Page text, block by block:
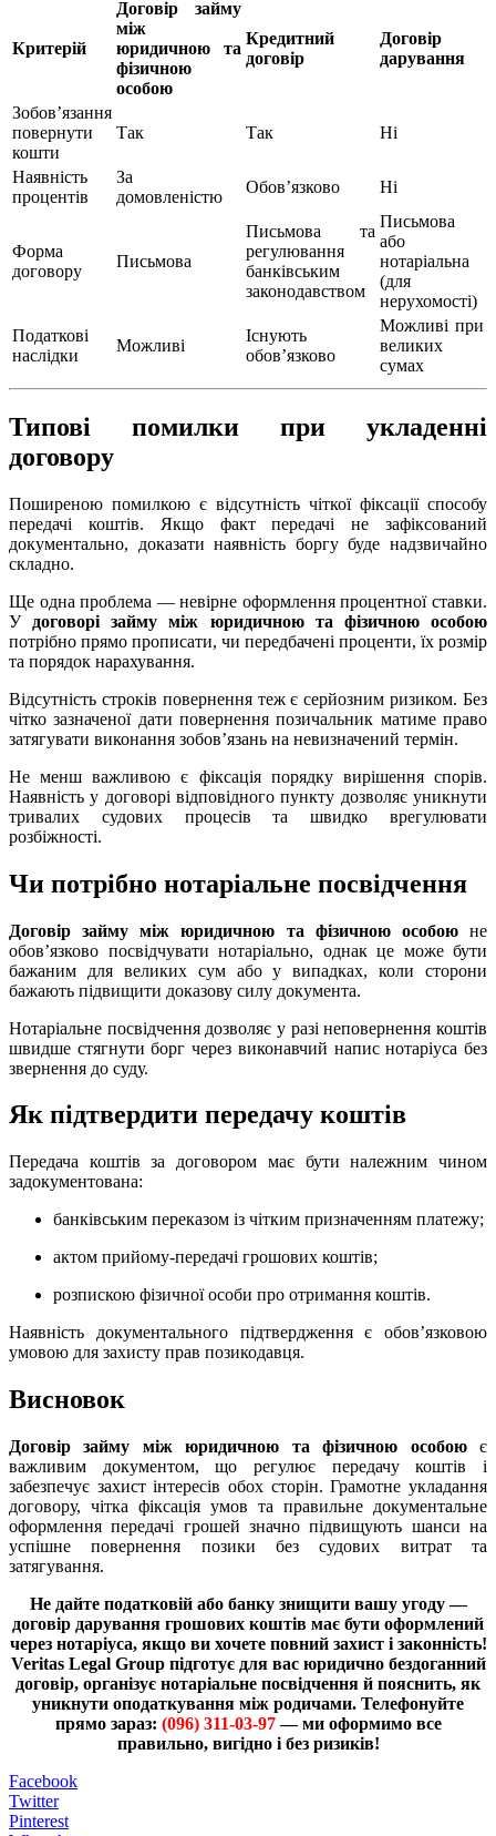
Критерій
Договір зaйму
між
юридичною та
фізичною
особою
Кредитний
договір
Договір
дарування
Зобов’язання
повернути
кошти
Так Так Ні
Наявність
процентів
За
домовленістю
Обов’язково Ні
Форма
договору
Письмова
Письмова та
регулювання
банківським
законодавством
Письмова
або
нотаріальна
(для
нерухомості)
Податкові
наслідки
Можливі
Існують
обов’язково
Можливі при
великих
сумах
Типові помилки при укладенні
договору
Поширеною помилкою є відсутність чіткої фіксації способу
передачі коштів. Якщо факт передачі не зафіксований
документально, доказати наявність боргу буде надзвичайно
складно.
Ще одна проблема — невірне оформлення процентної ставки.
У договорі займу між юридичною та фізичною особою
потрібно прямо прописати, чи передбачені проценти, їх розмір
та порядок нарахування.
Відсутність строків повернення теж є серйозним ризиком. Без
чітко зазначеної дати повернення позичальник матиме право
затягувати виконання зобов’язань на невизначений термін.
Не менш важливою є фіксація порядку вирішення спорів.
Наявність у договорі відповідного пункту дозволяє уникнути
тривалих судових процесів та швидко врегулювати
розбіжності.
Чи потрібно нотаріальне посвідчення
Договір займу між юридичною та фізичною особоюне
обов’язково посвідчувати нотаріально, однак це може бути
бажаним для великих сум або у випадках, коли сторони
бажають підвищити доказову силу документа.
Нотаріальне посвідчення дозволяє у разі неповернення коштів
швидше стягнути борг через виконавчий напис нотаріуса без
звернення до суду.
Як підтвердити передачу коштів
Передача коштів за договором має бути належним чином
задокументована:
банківським переказом із чітким призначенням платежу;
актом прийому-передачі грошових коштів;
розпискою фізичної особи про отримання коштів.
Наявність документального підтвердження є обов’язковою
умовою для захисту прав позикодавця.
Висновок
Договір займу між юридичною та фізичною особоює
важливим документом, що регулює передачу коштів і
забезпечує захист інтересів обох сторін. Грамотне укладання
договору, чітка фіксація умов та правильне документальне
оформлення передачі грошей значно підвищують шанси на
успішне повернення позики без судових витрат та
затягування.
Не дайте податковій або банку знищити вашу угоду —
договір дарування грошових коштів має бути оформлений
через нотаріуса, якщо ви хочете повний захист і законність!
Veritas Legal Group підготує для вас юридично бездоганний
договір, організує нотаріальне посвідчення й пояснить, як
уникнути оподаткування між родичами. Телефонуйте
прямо зараз: (096) 311-03-97— ми оформимо все
правильно, вигідно і без ризиків!
Facebook
Twitter
Pinterest